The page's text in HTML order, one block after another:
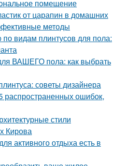
помещение
от царапин в домашних
методы
по видам плинтусов для пола:
ВАШЕГО пола: как выбрать
советы дизайнера
распространенных ошибок,
стили
Кирова
активного отдыха есть в